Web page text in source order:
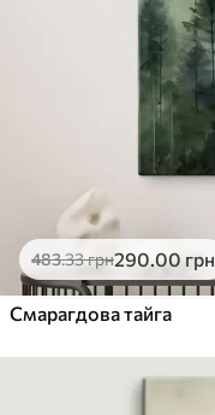
483.33грн290.00 грн
Смарагдова тайга